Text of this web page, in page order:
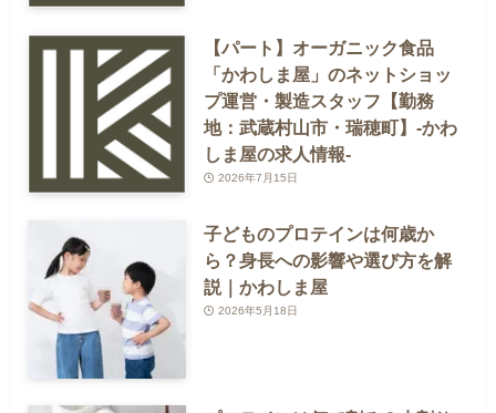
【パート】オーガニック食品
「かわしま屋」のネットショッ
プ運営・製造スタッフ【勤務
地：武蔵村山市・瑞穂町】-かわ
しま屋の求人情報-
2026年7月15日
子どものプロテインは何歳か
ら？身長への影響や選び方を解
説｜かわしま屋
2026年5月18日